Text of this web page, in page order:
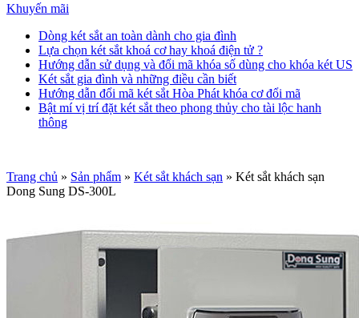
Khuyến mãi
Dòng két sắt an toàn dành cho gia đình
Lựa chọn két sắt khoá cơ hay khoá điện tử ?
Hướng dẫn sử dụng và đổi mã khóa số dùng cho khóa két US
Két sắt gia đình và những điều cần biết
Hướng dẫn đổi mã két sắt Hòa Phát khóa cơ đổi mã
Bật mí vị trí đặt két sắt theo phong thủy cho tài lộc hanh
thông
Trang chủ » Sản phẩm » Két sắt khách sạn » Két sắt khách sạn
Dong Sung DS-300L